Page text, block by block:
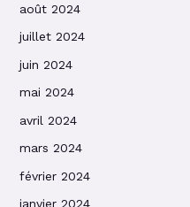
août 2024
juillet 2024
juin 2024
mai 2024
avril 2024
mars 2024
février 2024
janvier 2024